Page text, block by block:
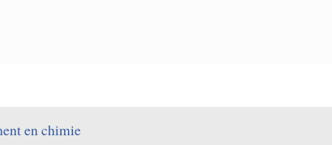
en chimie